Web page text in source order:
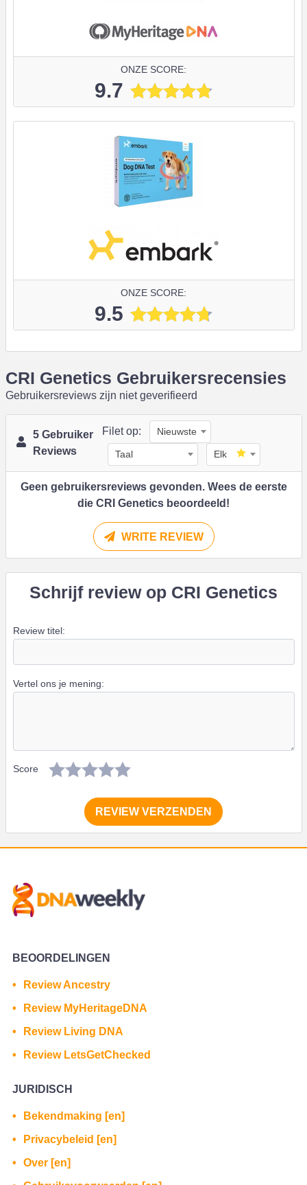
ONZE SCORE:
9.7
ONZE SCORE:
9.5
CRI Genetics Gebruikersrecensies
Gebruikersreviews zijn niet geverifieerd
5 Gebruiker
Reviews
Filet op: Nieuwste
Taal Elk
Geen gebruikersreviews gevonden. Wees de eerste
die CRI Genetics beoordeeld!
WRITE REVIEW
Schrijf review op CRI Genetics
Review titel:
Vertel ons je mening:
Score
REVIEW VERZENDEN
BEOORDELINGEN
Review Ancestry
Review MyHeritageDNA
Review Living DNA
Review LetsGetChecked
JURIDISCH
Bekendmaking [en]
Privacybeleid [en]
Over [en]